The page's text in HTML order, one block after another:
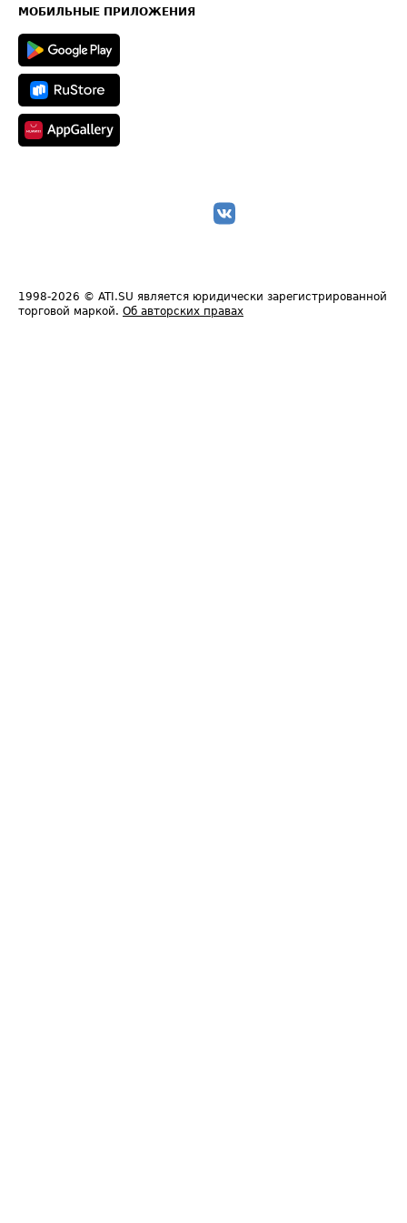
Техническая информация
МОБИЛЬНЫЕ ПРИЛОЖЕНИЯ
1998-2026 © ATI.SU является юридически зарегистрированной
торговой маркой. Об авторских правах